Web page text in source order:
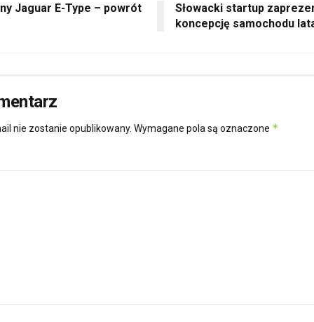
Jaguar E-Type – powrót
Słowacki startup
koncepcję samochodu
nie zostanie opublikowany. Wymagane pola są oznaczone *